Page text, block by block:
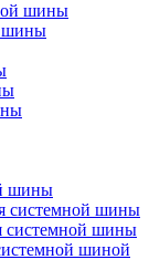
шины
шины
шины
системной шины
системной шины
шиной